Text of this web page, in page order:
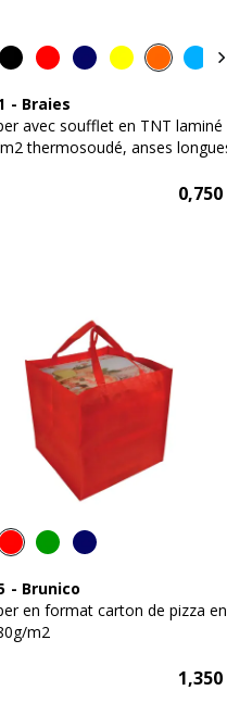
- Braies
avec soufflet en TNT laminé
thermosoudé, anses
0,750
- Brunico
en format carton de pizza en
m2
1,350